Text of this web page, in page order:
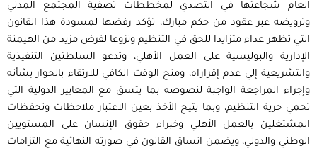
العام شجاعتها في التصدي لمخططات تصفية المجتمع المدني
وترويضه عبر عقود من حكم مبارك، تؤكد رفضها لمسودة هذا القانون
التي تظهر عداء متزايدا للحق في التنظيم ونزوعا لفرض مزيد من الهيمنة
الإدارية والبوليسية على العمل الأهلي، وتدعو السلطتين التنفيذية
والتشريعية إلي عدم إقراراه، ومنح الوقت الكافي للارتقاء بالحوار بشأنه
وإجراء المراجعة الواجبة لنصوصه بما يتسق مع المعايير الدولية التي
تحمي حرية التنظيم، وبما يتيح الأخذ بعين الاعتبار ملاحظات وتحفظات
المشتغلين بالعمل الأهلي وخبراء حقوق الإنسان على المستويين
الوطني والدولي، ويضمن اتساق القانون في صورته النهائية مع التزامات